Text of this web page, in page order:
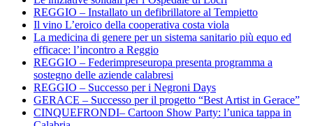
REGGIO – Installato un defibrillatore al Tempietto
Il vino L’eroico della cooperativa costa viola
La medicina di genere per un sistema sanitario più equo ed
efficace: l’incontro a Reggio
REGGIO – Federimpreseuropa presenta programma a
sostegno delle aziende calabresi
REGGIO – Successo per i Negroni Days
GERACE – Successo per il progetto “Best Artist in Gerace”
CINQUEFRONDI– Cartoon Show Party: l’unica tappa in